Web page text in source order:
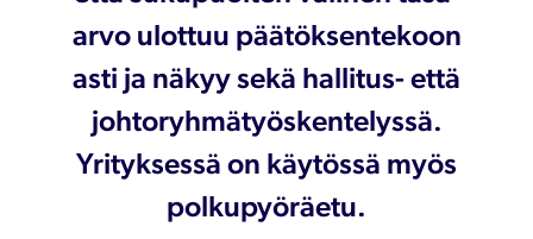
arvo ulottuu päätöksentekoon
asti ja näkyy sekä hallitus- että
johtoryhmätyöskentelyssä.
Yrityksessä on käytössä myös
polkupyöräetu.